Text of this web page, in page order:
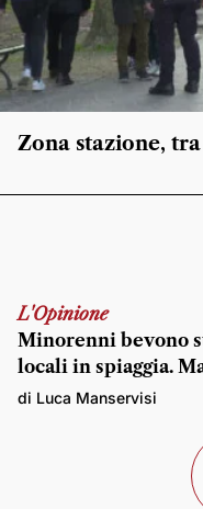
Zona stazione,
L'Opinione
Minorenni bevono
locali in spiaggia.
di Luca Manservisi